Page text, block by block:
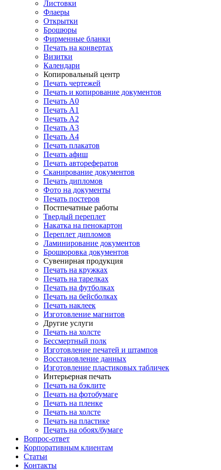
Листовки
Флаеры
Открытки
Брошюры
Фирменные бланки
Печать на конвертах
Визитки
Календари
Копировальный центр
Печать чертежей
Печать и копирование документов
Печать А0
Печать А1
Печать А2
Печать А3
Печать А4
Печать плакатов
Печать афиш
Печать авторефератов
Сканирование документов
Печать дипломов
Фото на документы
Печать постеров
Постпечатные работы
Твердый переплет
Накатка на пенокартон
Переплет дипломов
Ламинирование документов
Брошюровка документов
Сувенирная продукция
Печать на кружках
Печать на тарелках
Печать на футболках
Печать на бейсболках
Печать наклеек
Изготовление магнитов
Другие услуги
Печать на холсте
Бессмертный полк
Изготовление печатей и штампов
Восстановление данных
Изготовление пластиковых табличек
Интерьерная печать
Печать на бэклите
Печать на фотобумаге
Печать на пленке
Печать на холсте
Печать на пластике
Печать на обоях/бумаге
Вопрос-ответ
Корпоративным клиентам
Статьи
Контакты